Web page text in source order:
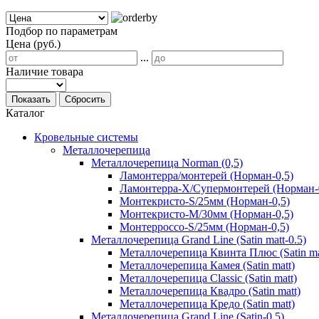
Подбор по параметрам
Цена (руб.)
...
Наличие товара
Показать Сбросить
Каталог
Кровельные системы
Металлочерепица
Металлочерепица Norman (0,5)
Ламонтерра/монтерей (Норман-0,5)
Ламонтерра-Х/Супермонтерей
Монтекристо-S/25мм (Норман-0,5)
Монтекристо-M/30мм (Норман-0,5)
Монтерроссо-S/25мм (Норман-0,5)
Металлочерепица Grand Line (Satin matt-0.5)
Металлочерепица Квинта Плюс (Satin
Металлочерепица Камея (Satin matt)
Металлочерепица Classic (Satin matt)
Металлочерепица Квадро (Satin matt)
Металлочерепица Кредо (Satin matt)
Металлочерепица Grand Line (Satin-0.5)